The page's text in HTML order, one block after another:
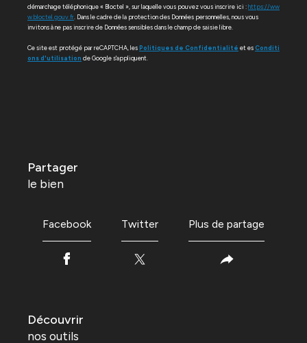
démarchage téléphonique « Bloctel », sur laquelle vous pouvez vous inscrire ici :https://ww
w.bloctel.gouv.fr . Dans le cadre de la protection des Données personnelles, nous vous
invitons à ne pas inscrire de Données sensibles dans le champ de saisie libre.
Ce site est protégé par reCAPTCHA, lesPolitiques de Confidentialité et esConditi
ons d'utilisation de Google s'appliquent.
partager
le bien
Facebook Twitter Plus de partage
découvrir
nos outils